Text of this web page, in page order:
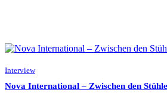
Interview
Nova International – Zwischen den